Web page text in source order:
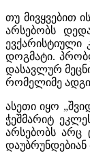
თუ მივყვებით
არსებობს
ევქარისტიული
დოგმატი.
დასავლურ
რომელიმე
ასეთი იყო
ჭეშმარიტ
არსებობს არც